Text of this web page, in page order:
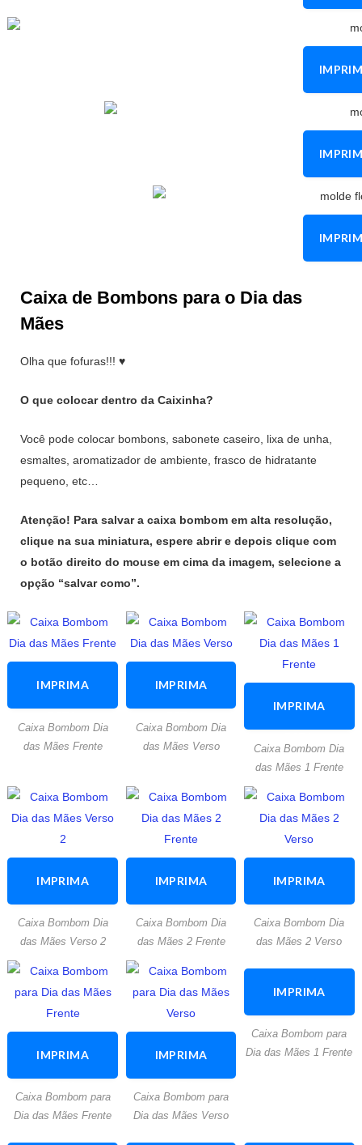
Caixa de Bombons para o Dia das
Mães
Olha que fofuras!!! ♥
O que colocar dentro da Caixinha?
Você pode colocar bombons, sabonete caseiro, lixa de unha,
esmaltes, aromatizador de ambiente, frasco de hidratante
pequeno, etc…
Atenção! Para salvar a caixa bombom em alta resolução,
clique na sua miniatura, espere abrir e depois clique com
o botão direito do mouse em cima da imagem, selecione a
opção “salvar como”.
IMPRIMA
ATIVIDADE
Caixa Bombom Dia
das Mães Frente
IMPRIMA
ATIVIDADE
Caixa Bombom Dia
das Mães Verso
IMPRIMA
ATIVIDADE
Caixa Bombom Dia
das Mães 1 Frente
IMPRIMA
ATIVIDADE
Caixa Bombom Dia
das Mães Verso 2
IMPRIMA
ATIVIDADE
Caixa Bombom Dia
das Mães 2 Frente
IMPRIMA
ATIVIDADE
Caixa Bombom Dia
das Mães 2 Verso
IMPRIMA
ATIVIDADE
Caixa Bombom para
Dia das Mães Frente
IMPRIMA
ATIVIDADE
Caixa Bombom para
Dia das Mães Verso
IMPRIMA
ATIVIDADE
Caixa Bombom para
Dia das Mães 1 Frente